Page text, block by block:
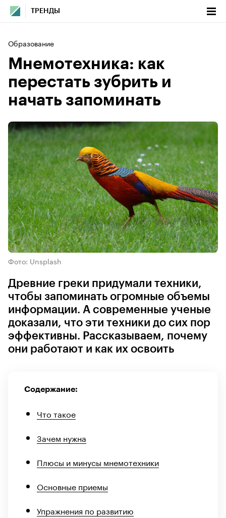
ТРЕНДЫ
Образование
Мнемотехника: как
перестать зубрить и
начать запоминать
Фото: Unsplash
Древние греки придумали техники,
чтобы запоминать огромные объемы
информации. А современные ученые
доказали, что эти техники до сих пор
эффективны. Рассказываем, почему
они работают и как их освоить
Содержание:
Что такое
Зачем нужна
Плюсы и минусы мнемотехники
Основные приемы
Упражнения по развитию